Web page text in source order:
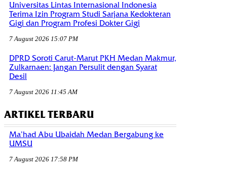
Universitas Lintas Internasional Indonesia
Terima Izin Program Studi Sarjana Kedokteran
Gigi dan Program Profesi Dokter Gigi
7 August 2026 15:07 PM
DPRD Soroti Carut-Marut PKH Medan Makmur,
Zulkarnaen: Jangan Persulit dengan Syarat
Desil
7 August 2026 11:45 AM
ARTIKEL TERBARU
Ma’had Abu Ubaidah Medan Bergabung ke
UMSU
7 August 2026 17:58 PM